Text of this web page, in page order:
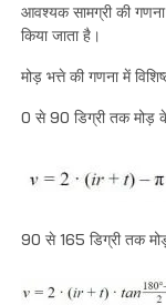
आवश्यक सामग्री की
किया जाता है।
मोड़ भत्ते की गणना में
0 से 90 डिग्री तक मोड़
90 से 165 डिग्री तक